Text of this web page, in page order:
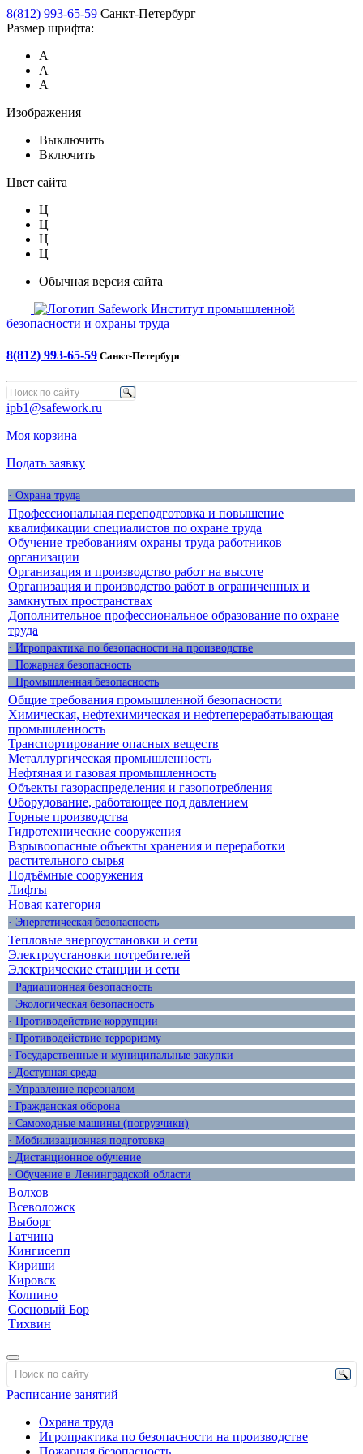
8(812) 993-65-59 Санкт-Петербург
Размер шрифта:
А
А
А
Изображения
Выключить
Включить
Цвет сайта
Ц
Ц
Ц
Ц
Обычная версия сайта
Safework Институт промышленной
безопасности и охраны труда
8(812) 993-65-59 Санкт-Петербург
ipb1@safework.ru
Моя корзина
Подать заявку
· Охрана труда
Профессиональная переподготовка и повышение
квалификации специалистов по охране труда
Обучение требованиям охраны труда работников
организации
Организация и производство работ на высоте
Организация и производство работ в ограниченных и
замкнутых пространствах
Дополнительное профессиональное образование по охране
труда
· Игропрактика по безопасности на производстве
· Пожарная безопасность
· Промышленная безопасность
Общие требования промышленной безопасности
Химическая, нефтехимическая и нефтеперерабатывающая
промышленность
Транспортирование опасных веществ
Металлургическая промышленность
Нефтяная и газовая промышленность
Объекты газораспределения и газопотребления
Оборудование, работающее под давлением
Горные производства
Гидротехнические сооружения
Взрывоопасные объекты хранения и переработки
растительного сырья
Подъёмные сооружения
Лифты
Новая категория
· Энергетическая безопасность
Тепловые энергоустановки и сети
Электроустановки потребителей
Электрические станции и сети
· Радиационная безопасность
· Экологическая безопасность
· Противодействие коррупции
· Противодействие терроризму
· Государственные и муниципальные закупки
· Доступная среда
· Управление персоналом
· Гражданская оборона
· Самоходные машины (погрузчики)
· Мобилизационная подготовка
· Дистанционное обучение
· Обучение в Ленинградской области
Волхов
Всеволожск
Выборг
Гатчина
Кингисепп
Кириши
Кировск
Колпино
Сосновый Бор
Тихвин
Расписание занятий
Охрана труда
Игропрактика по безопасности на производстве
Пожарная безопасность